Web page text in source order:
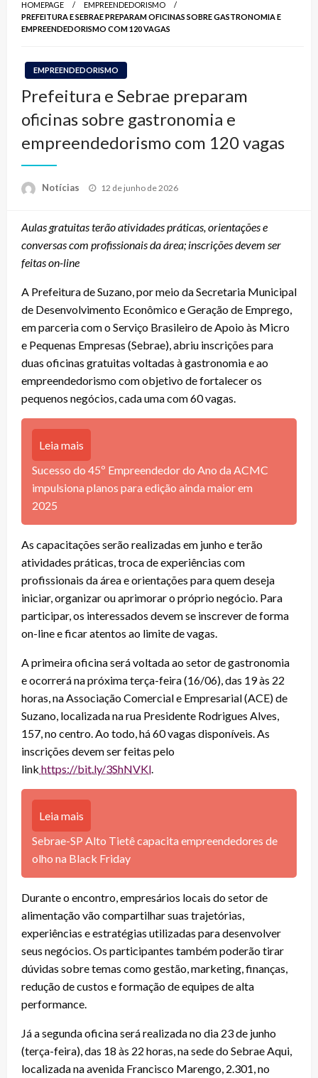
HOMEPAGE
EMPREENDEDORISMO
PREFEITURA E SEBRAE PREPARAM OFICINAS SOBRE GASTRONOMIA E
EMPREENDEDORISMO COM 120 VAGAS
EMPREENDEDORISMO
Prefeitura e Sebrae preparam
oficinas sobre gastronomia e
empreendedorismo com 120 vagas
Notícias
Posted
12 de junho de 2026
Aulas gratuitas terão atividades práticas, orientações e
conversas com profissionais da área; inscrições devem ser
feitas on-line
A Prefeitura de Suzano, por meio da Secretaria Municipal
de Desenvolvimento Econômico e Geração de Emprego,
em parceria com o Serviço Brasileiro de Apoio às Micro
e Pequenas Empresas (Sebrae), abriu inscrições para
duas oficinas gratuitas voltadas à gastronomia e ao
empreendedorismo com objetivo de fortalecer os
pequenos negócios, cada uma com 60 vagas.
Leia mais
Sucesso do 45º Empreendedor do Ano da ACMC
impulsiona planos para edição ainda maior em
2025
As capacitações serão realizadas em junho e terão
atividades práticas, troca de experiências com
profissionais da área e orientações para quem deseja
iniciar, organizar ou aprimorar o próprio negócio. Para
participar, os interessados devem se inscrever de forma
on-line e ficar atentos ao limite de vagas.
A primeira oficina será voltada ao setor de gastronomia
e ocorrerá na próxima terça-feira (16/06), das 19 às 22
horas, na Associação Comercial e Empresarial (ACE) de
Suzano, localizada na rua Presidente Rodrigues Alves,
157, no centro. Ao todo, há 60 vagas disponíveis. As
inscrições devem ser feitas pelo
link https://bit.ly/3ShNVKl
Leia mais
Sebrae-SP Alto Tietê capacita empreendedores de
olho na Black Friday
Durante o encontro, empresários locais do setor de
alimentação vão compartilhar suas trajetórias,
experiências e estratégias utilizadas para desenvolver
seus negócios. Os participantes também poderão tirar
dúvidas sobre temas como gestão, marketing, finanças,
redução de custos e formação de equipes de alta
performance.
Já a segunda oficina será realizada no dia 23 de junho
(terça-feira), das 18 às 22 horas, na sede do Sebrae Aqui,
localizada na avenida Francisco Marengo, 2.301, no